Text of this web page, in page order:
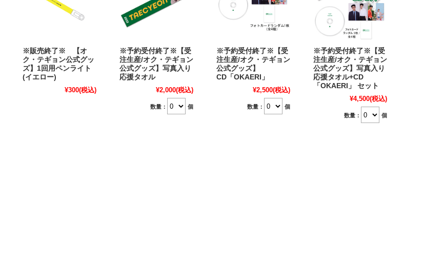
※販売終了※ 【オ
ク・テギョン公式グッ
ズ】1回用ペンライト
(イエロー)
¥300(税込)
※予約受付終了※【受
注生産/オク・テギョン
公式グッズ】写真入り
応援タオル
¥2,000(税込)
数量： 個
※予約受付終了※【受
注生産/オク・テギョン
公式グッズ】
CD「OKAERI」
¥2,500(税込)
数量： 個
※予約受付終了※【受
注生産/オク・テギョン
公式グッズ】写真入り
応援タオル+CD
「OKAERI」 セット
¥4,500(税込)
数量： 個